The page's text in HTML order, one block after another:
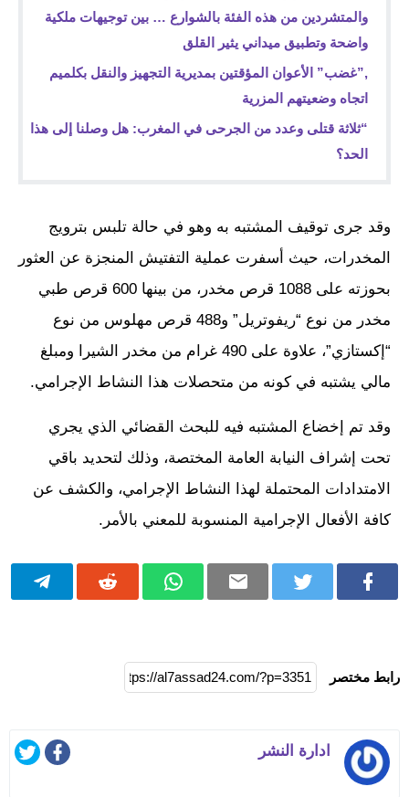
والمتشردين من هذه الفئة بالشوارع … بين توجيهات ملكية
واضحة وتطبيق ميداني يثير القلق
,”غضب” الأعوان المؤقتين بمديرية التجهيز والنقل بكلميم
اتجاه وضعيتهم المزرية
“ثلاثة قتلى وعدد من الجرحى في المغرب: هل وصلنا إلى هذا
الحد؟
وقد جرى توقيف المشتبه به وهو في حالة تلبس بترويج
المخدرات، حيث أسفرت عملية التفتيش المنجزة عن العثور
بحوزته على 1088 قرص مخدر، من بينها 600 قرص طبي
مخدر من نوع “ريفوتريل” و488 قرص مهلوس من نوع
“إكستازي”، علاوة على 490 غرام من مخدر الشيرا ومبلغ
مالي يشتبه في كونه من متحصلات هذا النشاط الإجرامي.
وقد تم إخضاع المشتبه فيه للبحث القضائي الذي يجري
تحت إشراف النيابة العامة المختصة، وذلك لتحديد باقي
الامتدادات المحتملة لهذا النشاط الإجرامي، والكشف عن
كافة الأفعال الإجرامية المنسوبة للمعني بالأمر.
رابط مختصر
ادارة النشر